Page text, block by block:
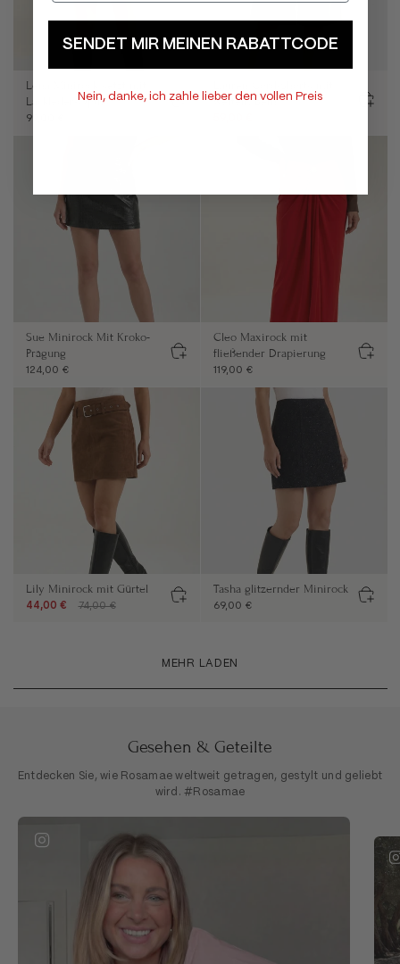
Lena Minirock setzt mit
Lackleder-Optik
99,00 €
weitem Bein
Sue Minirock Mit Kroko-
Prägung
124,00 €
Cleo Maxirock mit
fließender Drapierung
119,00 €
Lily Minirock mit Gürtel
44,00 € 74,00 €
Tasha glitzernder Minirock
69,00 €
MEHR LADEN
Gesehen & Geteilte
Entdecken Sie, wie Rosamae weltweit getragen, gestylt und geliebt
wird. #Rosamae
SENDET MIR MEINEN RABATTCODE
Nein, danke, ich zahle lieber den vollen Preis